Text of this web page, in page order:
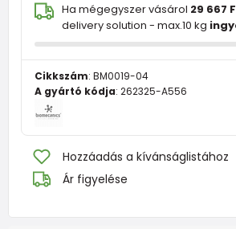
Ha mégegyszer vásárol 29 667
delivery solution - max.10 kg
Cikkszám: BM0019-04
A gyártó kódja: 262325-A556
Hozzáadás a kívánságlistához
Ár figyelése